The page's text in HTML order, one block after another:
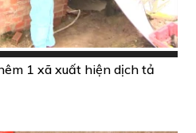
1 xã xuất hiện dịch tả